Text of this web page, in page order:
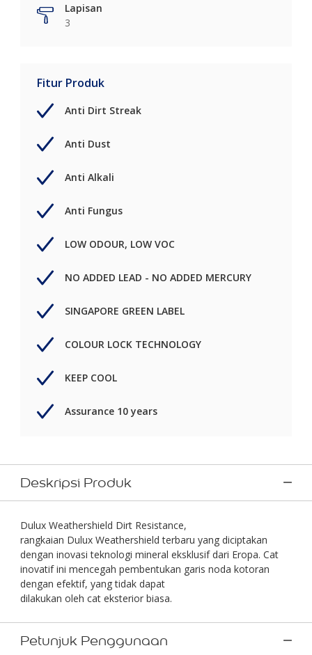
Lapisan
3
Fitur Produk
Anti Dirt Streak
Anti Dust
Anti Alkali
Anti Fungus
LOW ODOUR, LOW VOC
NO ADDED LEAD - NO ADDED MERCURY
SINGAPORE GREEN LABEL
COLOUR LOCK TECHNOLOGY
KEEP COOL
Assurance 10 years
Deskripsi Produk
Dulux Weathershield Dirt Resistance,
rangkaian Dulux Weathershield terbaru yang diciptakan
dengan inovasi teknologi mineral eksklusif dari Eropa. Cat
inovatif ini mencegah pembentukan garis noda kotoran
dengan efektif, yang tidak dapat
dilakukan oleh cat eksterior biasa.
Petunjuk Penggunaan